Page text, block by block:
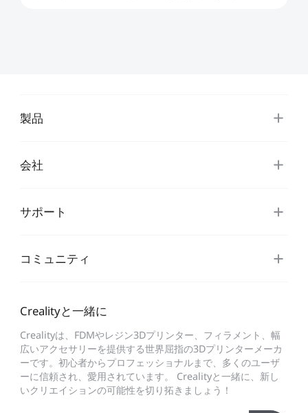
製品
会社
サポート
コミュニティ
Crealityと一緒に
Crealityは、FDMやレジン3Dプリンター、フィラメント、幅
広いアクセサリーを提供する世界屈指の3Dプリンターメーカ
ーです。初心者からプロフェッショナルまで、多くのユーザ
ーに信頼され、愛用されています。 Crealityと一緒に、新し
いクリエイションの可能性を切り拓きましょう！